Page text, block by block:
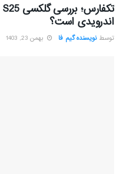
اندرویدی است؟
توسط نویسنده گیم فا بهمن 23, 1403